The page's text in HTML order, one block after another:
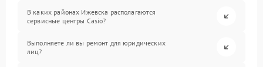
В каких районах Ижевска располагаются
сервисные центры Casio?
Выполняете ли вы ремонт для юридических
лиц?